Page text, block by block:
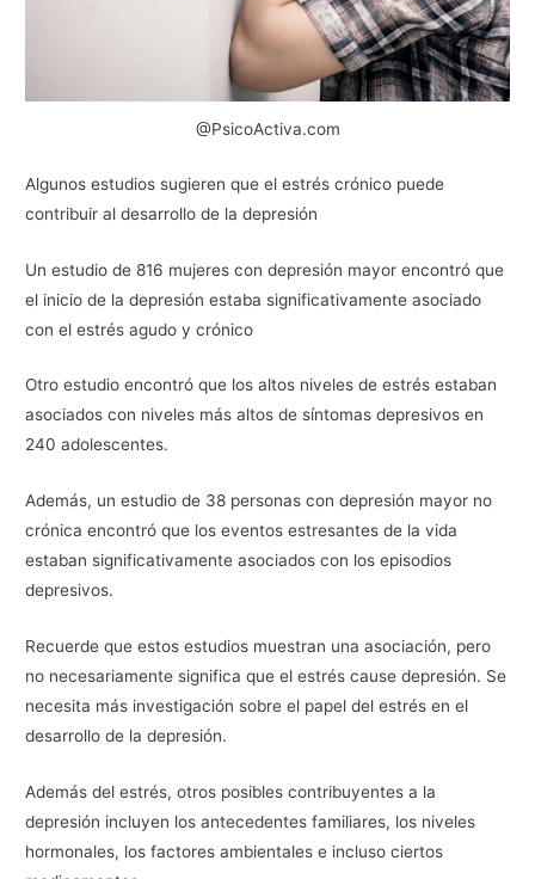
@PsicoActiva.com
Algunos estudios sugieren que el estrés crónico puede
contribuir al desarrollo de la depresión
Un estudio de 816 mujeres con depresión mayor encontró que
el inicio de la depresión estaba significativamente asociado
con el estrés agudo y crónico
Otro estudio encontró que los altos niveles de estrés estaban
asociados con niveles más altos de síntomas depresivos en
240 adolescentes.
Además, un estudio de 38 personas con depresión mayor no
crónica encontró que los eventos estresantes de la vida
estaban significativamente asociados con los episodios
depresivos.
Recuerde que estos estudios muestran una asociación, pero
no necesariamente significa que el estrés cause depresión. Se
necesita más investigación sobre el papel del estrés en el
desarrollo de la depresión.
Además del estrés, otros posibles contribuyentes a la
depresión incluyen los antecedentes familiares, los niveles
hormonales, los factores ambientales e incluso ciertos